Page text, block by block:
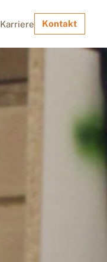
Karriere Kontakt